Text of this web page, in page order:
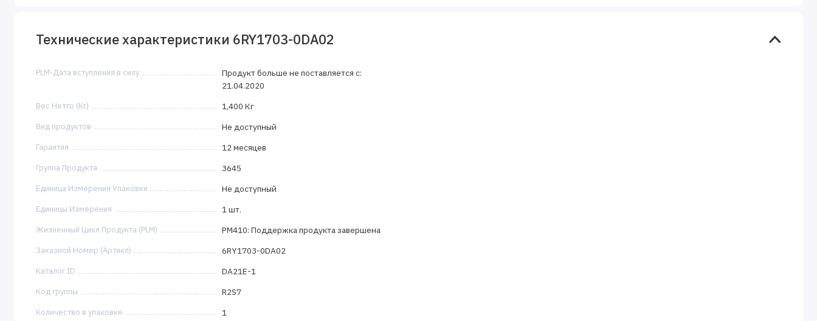
Благодаря применению принципов модульности в исполнении продукции любые аксессуары могут быть легко и быстро
Так же SINAMICS DCP предоставляет варианты в сфере 2-направленных частотных преобразователей DC-DC.
Технические характеристики 6RY1703-0DA02
PLM-Дата вступления в силу
Продукт больше не поставляется с:
21.04.2020
Вес Нетто (Кг) 1,400 Кг
Вид продуктов Не доступный
Гарантия 12 месяцев
Группа Продукта 3645
Единица Измерения Упаковки Не доступный
Единицы Измерения 1 шт.
Жизненный Цикл Продукта (PLM) PM410: Поддержка продукта завершена
Заказной Номер (Артикл) 6RY1703-0DA02
Каталог ID DA21E-1
Код группы R2S7
Количество в упаковке 1